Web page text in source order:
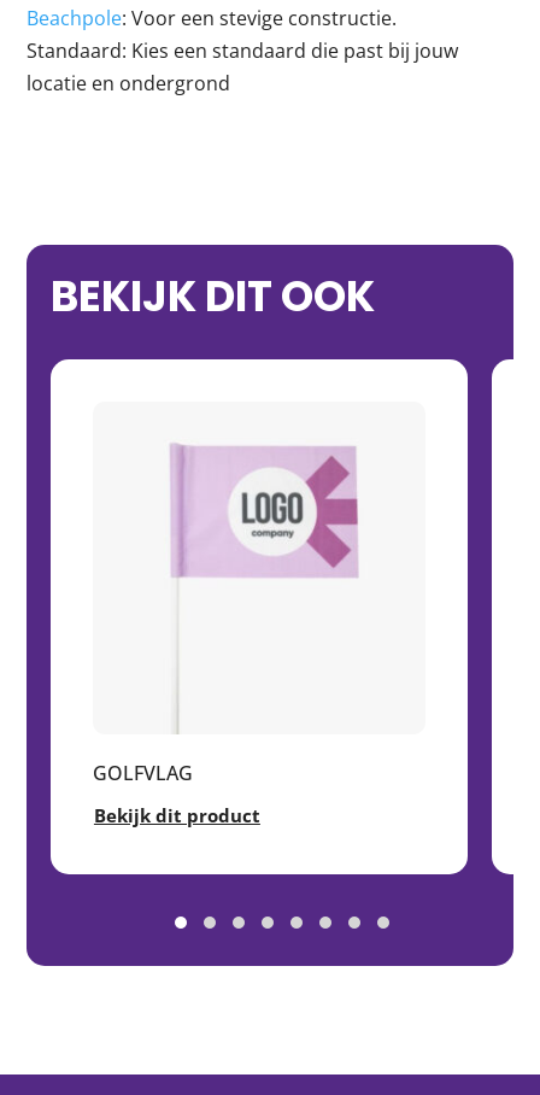
Beachpole: Voor een stevige constructie.
Standaard: Kies een standaard die past bij jouw
locatie en ondergrond
BEKIJK DIT OOK
GOLFVLAG
Bekijk dit product